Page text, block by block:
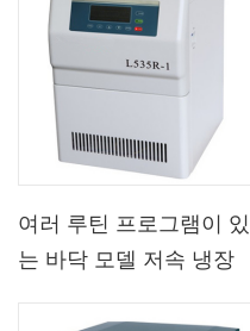
여러 루틴 프로그램이 있
는 바닥 모델 저속 냉장